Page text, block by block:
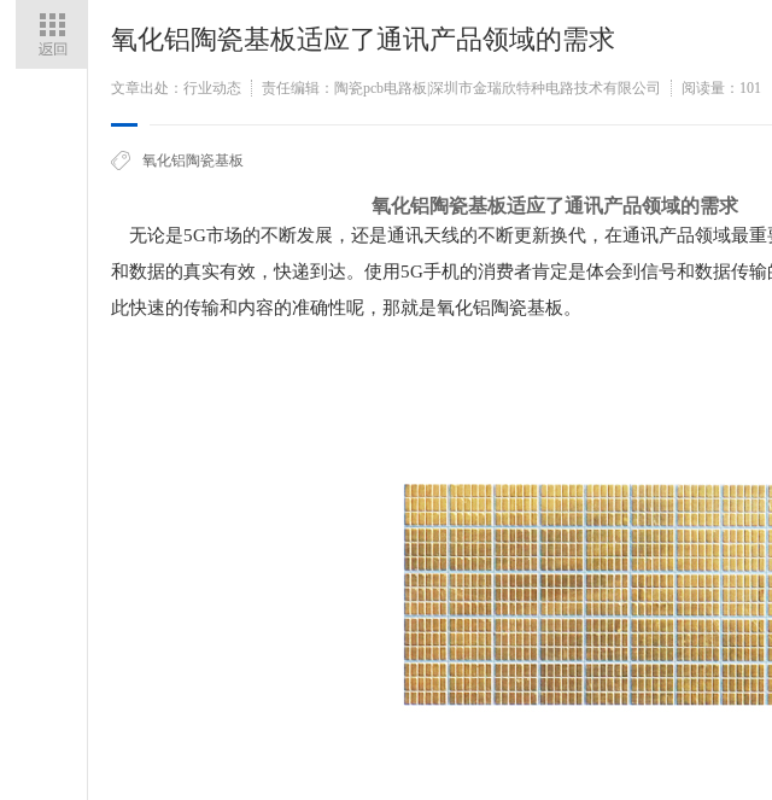
氧化铝陶瓷基板适应了通讯产品领域的需求
文章出处：行业动态 责任编辑：陶瓷pcb电路板|深圳市金瑞欣特种电路技术有限公司 阅读量： 101
氧化铝陶瓷基板
氧化铝陶瓷基板适应了通讯产品领域的需求
无论是5G市场的不断发展，还是通讯天线的不断更新换代，在通讯产品领域最
和数据的真实有效，快递到达。使用5G手机的消费者肯定是体会到信号和数据传
此快速的传输和内容的准确性呢，那就是氧化铝陶瓷基板。